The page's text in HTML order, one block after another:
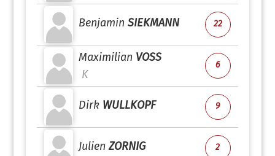
Benjamin SIEKMANN 22
Maximilian VOSS
K
6
Dirk WULLKOPF 9
Julien ZORNIG 2